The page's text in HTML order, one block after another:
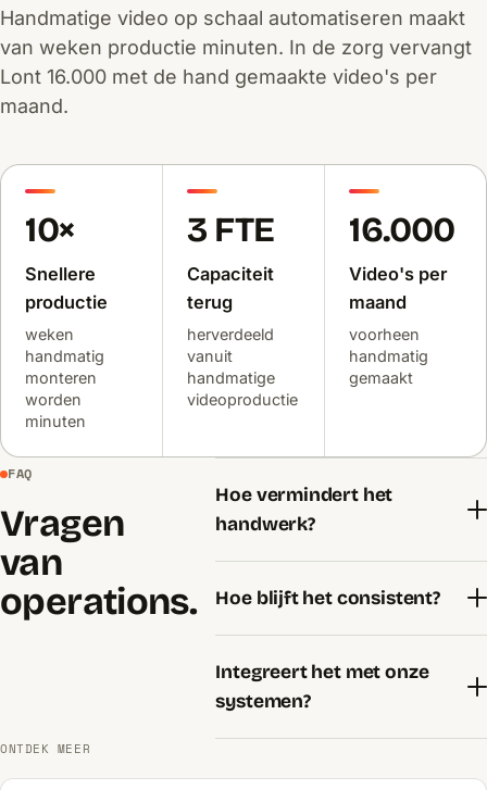
Handmatige video op schaal automatiseren maakt
van weken productie minuten. In de zorg vervangt
Lont 16.000 met de hand gemaakte video's per
maand.
10×
Snellere
productie
weken
handmatig
monteren
worden
minuten
3 FTE
Capaciteit
terug
herverdeeld
vanuit
handmatige
videoproductie
16.000
Video's per
maand
voorheen
handmatig
gemaakt
FAQ
Vragen
van
operations.
Hoe vermindert het
handwerk?
Hoe blijft het consistent?
Integreert het met onze
systemen?
ONTDEK MEER